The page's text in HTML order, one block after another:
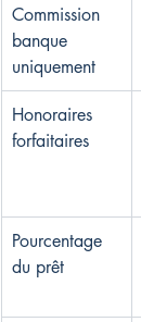
Commission
banque
uniquement
Honoraires
forfaitaires
Pourcentage
du prêt